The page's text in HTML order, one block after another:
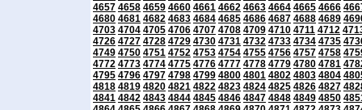
4657 4658 4659 4660 4661 4662 4663 4664 4665 4666
4680 4681 4682 4683 4684 4685 4686 4687 4688 4689
4703 4704 4705 4706 4707 4708 4709 4710 4711 4712
4726 4727 4728 4729 4730 4731 4732 4733 4734 4735
4749 4750 4751 4752 4753 4754 4755 4756 4757 4758
4772 4773 4774 4775 4776 4777 4778 4779 4780 4781
4795 4796 4797 4798 4799 4800 4801 4802 4803 4804
4818 4819 4820 4821 4822 4823 4824 4825 4826 4827
4841 4842 4843 4844 4845 4846 4847 4848 4849 4850